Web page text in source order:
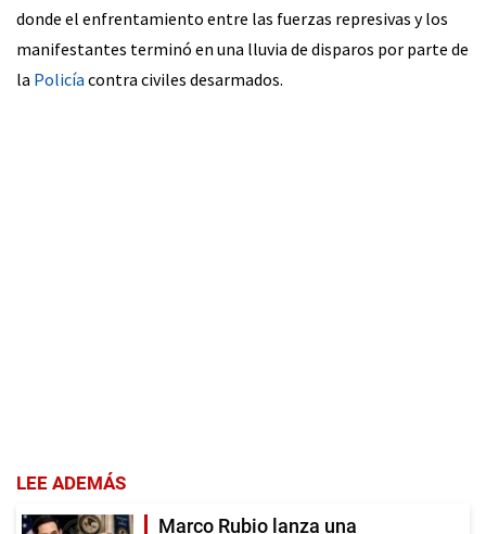
donde el enfrentamiento entre las fuerzas represivas y los
manifestantes terminó en una lluvia de disparos por parte de
la Policía contra civiles desarmados.
LEE ADEMÁS
Marco Rubio lanza una